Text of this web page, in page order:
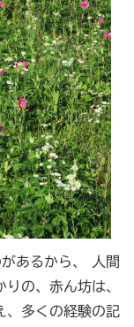
あるから、 人間
りの、赤ん坊は、
、多くの経験の記